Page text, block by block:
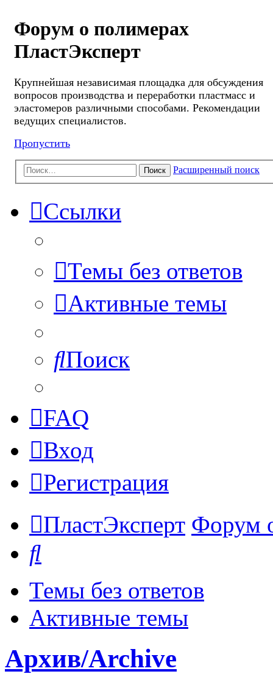
Форум о полимерах
ПластЭксперт
Крупнейшая независимая площадка для обсуждения
вопросов производства и переработки пластмасс и
эластомеров различными способами. Рекомендации
ведущих специалистов.
Пропустить
Поиск Расширенный поиск
Ссылки
Темы без ответов
Активные темы
Поиск
FAQ
Вход
Регистрация
ПластЭксперт Форум
Темы без ответов
Активные темы
Архив/Archive